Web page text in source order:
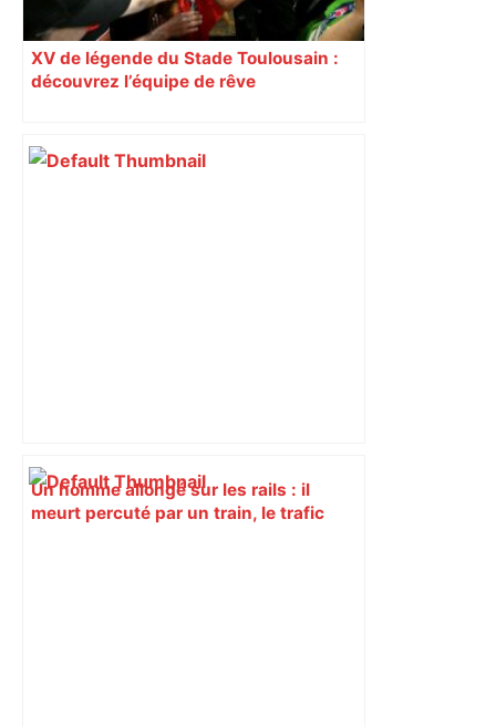
XV de légende du Stade Toulousain :
découvrez l’équipe de rêve
associés !
Un homme allongé sur les rails : il
meurt percuté par un train, le trafic